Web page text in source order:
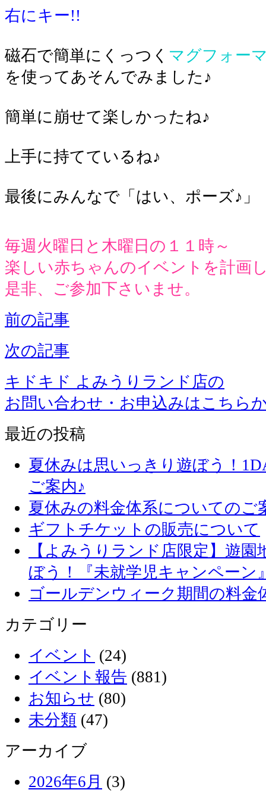
右にキー!!
磁石で簡単にくっつく マグフォー
を使ってあそんでみました♪
簡単に崩せて楽しかったね♪
上手に持てているね♪
最後にみんなで「はい、ポーズ♪」
毎週火曜日と木曜日の１１時～
楽しい赤ちゃんのイベントを計画
是非、ご参加下さいませ。
前の記事
次の記事
キドキド よみうりランド店の
お問い合わせ・お申込みはこちら
最近の投稿
夏休みは思いっきり遊ぼう！
ご案内♪
夏休みの料金体系についてのご
ギフトチケットの販売について
【よみうりランド店限定】遊
ぼう！『未就学児キャンペーン
ゴールデンウィーク期間の料金
カテゴリー
イベント (24)
イベント報告 (881)
お知らせ (80)
未分類 (47)
アーカイブ
2026年6月 (3)